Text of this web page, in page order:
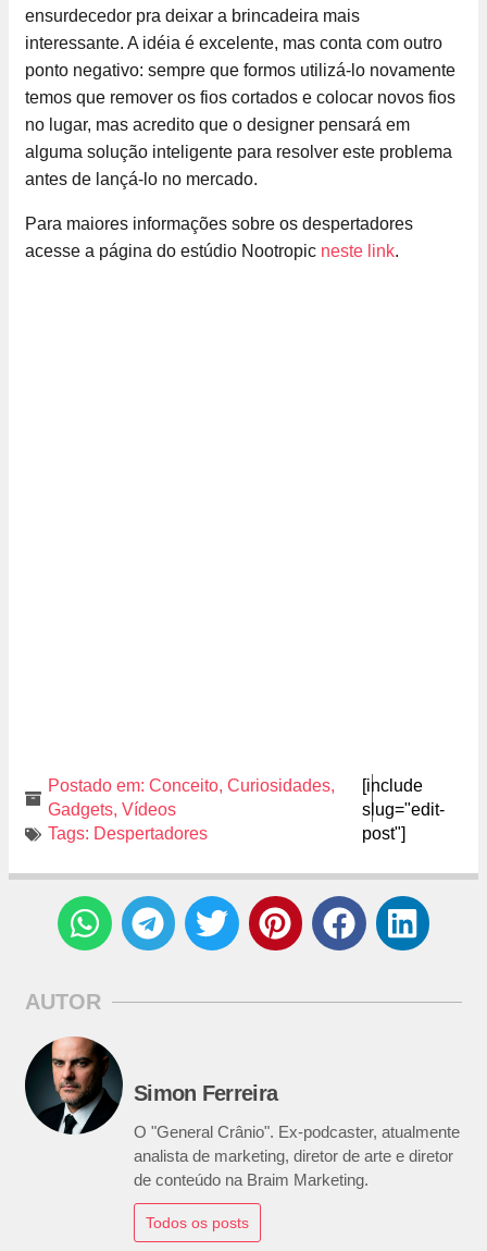
ensurdecedor pra deixar a brincadeira mais
interessante. A idéia é excelente, mas conta com outro
ponto negativo: sempre que formos utilizá-lo novamente
temos que remover os fios cortados e colocar novos fios
no lugar, mas acredito que o designer pensará em
alguma solução inteligente para resolver este problema
antes de lançá-lo no mercado.
Para maiores informações sobre os despertadores
acesse a página do estúdio Nootropic neste link.
Postado em: Conceito, Curiosidades,
Gadgets, Vídeos
Tags: Despertadores
[include
slug="edit-
post"]
AUTOR
Simon Ferreira
O "General Crânio". Ex-podcaster, atualmente
analista de marketing, diretor de arte e diretor
de conteúdo na Braim Marketing.
Todos os posts